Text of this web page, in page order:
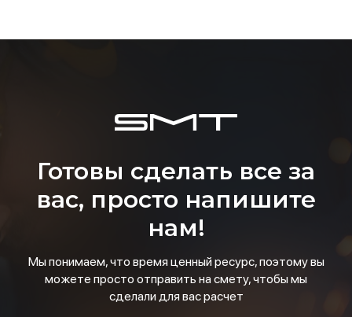
Готовы сделать все за
вас, просто напишите
нам!
Мы понимаем, что время ценный ресурс, поэтому вы
можете просто отправить на смету, чтобы мы
сделали для вас расчет